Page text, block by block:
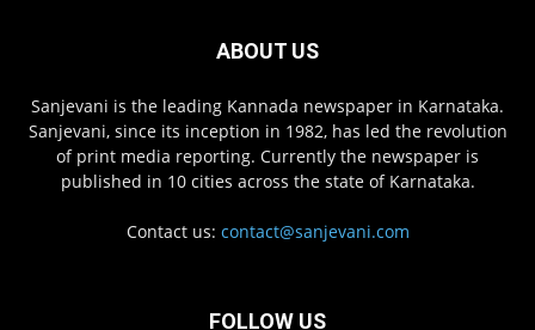
ABOUT US
Sanjevani is the leading Kannada newspaper in Karnataka.
Sanjevani, since its inception in 1982, has led the revolution
of print media reporting. Currently the newspaper is
published in 10 cities across the state of Karnataka.
Contact us: contact@sanjevani.com
FOLLOW US